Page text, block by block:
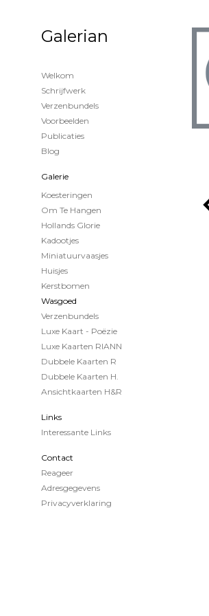
Galerian
Welkom
Schrijfwerk
Verzenbundels
Voorbeelden
Publicaties
Blog
Galerie
Koesteringen
Om Te Hangen
Hollands Glorie
Kadootjes
Miniatuurvaasjes
Huisjes
Kerstbomen
Wasgoed
Verzenbundels
Luxe Kaart - Poëzie
Luxe Kaarten RIANN
Dubbele Kaarten R
Dubbele Kaarten H.
Ansichtkaarten H&R
Links
Interessante Links
Contact
Reageer
Adresgegevens
Privacyverklaring